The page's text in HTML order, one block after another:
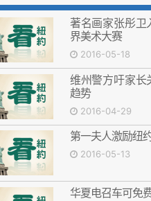
著名画家张彤卫
界美术大赛
2016-05-18
维州警方吁家长
趋势
2016-04-29
第一夫人激励纽
2016-05-13
华夏电召车可免